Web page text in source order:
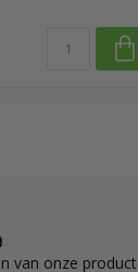
van onze